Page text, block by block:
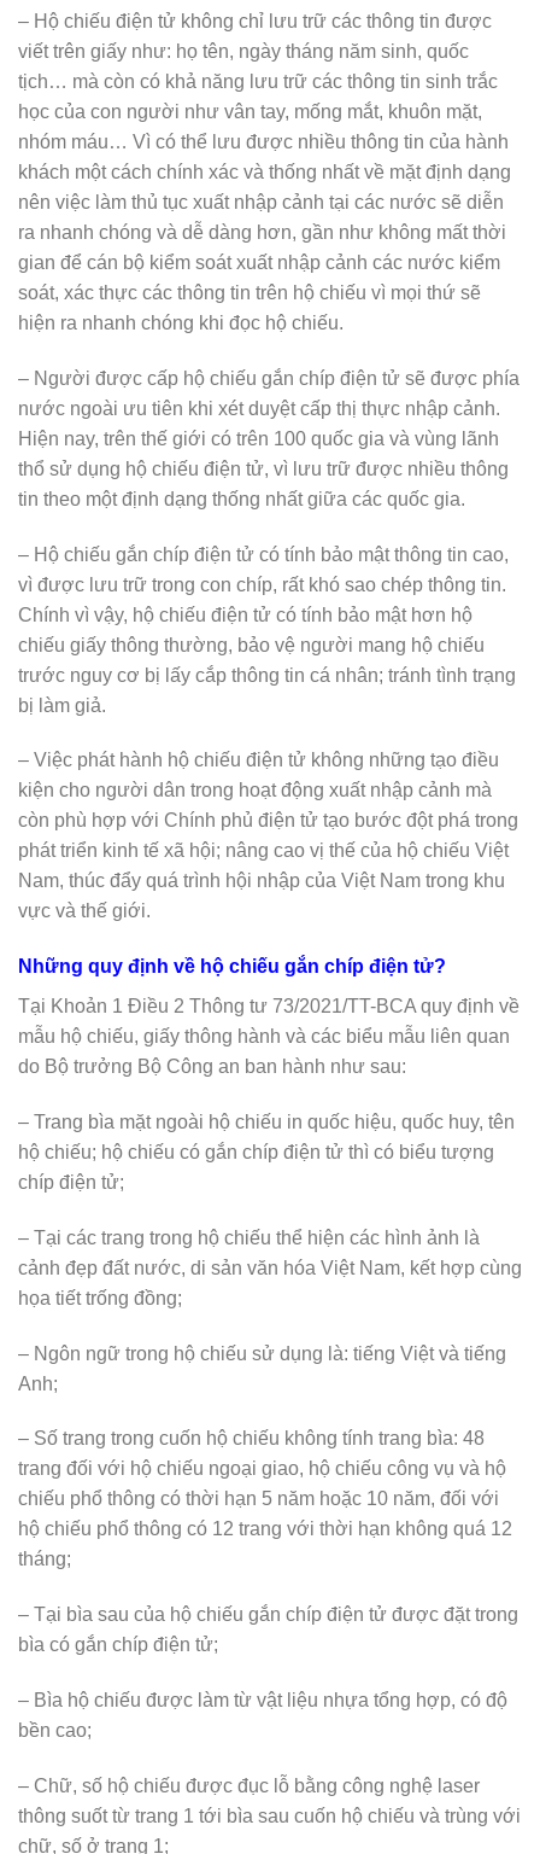
– Hộ chiếu điện tử không chỉ lưu trữ các thông tin được
viết trên giấy như: họ tên, ngày tháng năm sinh, quốc
tịch… mà còn có khả năng lưu trữ các thông tin sinh trắc
học của con người như vân tay, mống mắt, khuôn mặt,
nhóm máu… Vì có thể lưu được nhiều thông tin của hành
khách một cách chính xác và thống nhất về mặt định dạng
nên việc làm thủ tục xuất nhập cảnh tại các nước sẽ diễn
ra nhanh chóng và dễ dàng hơn, gần như không mất thời
gian để cán bộ kiểm soát xuất nhập cảnh các nước kiểm
soát, xác thực các thông tin trên hộ chiếu vì mọi thứ sẽ
hiện ra nhanh chóng khi đọc hộ chiếu.
– Người được cấp hộ chiếu gắn chíp điện tử sẽ được phía
nước ngoài ưu tiên khi xét duyệt cấp thị thực nhập cảnh.
Hiện nay, trên thế giới có trên 100 quốc gia và vùng lãnh
thổ sử dụng hộ chiếu điện tử, vì lưu trữ được nhiều thông
tin theo một định dạng thống nhất giữa các quốc gia.
– Hộ chiếu gắn chíp điện tử có tính bảo mật thông tin cao,
vì được lưu trữ trong con chíp, rất khó sao chép thông tin.
Chính vì vậy, hộ chiếu điện tử có tính bảo mật hơn hộ
chiếu giấy thông thường, bảo vệ người mang hộ chiếu
trước nguy cơ bị lấy cắp thông tin cá nhân; tránh tình trạng
bị làm giả.
– Việc phát hành hộ chiếu điện tử không những tạo điều
kiện cho người dân trong hoạt động xuất nhập cảnh mà
còn phù hợp với Chính phủ điện tử tạo bước đột phá trong
phát triển kinh tế xã hội; nâng cao vị thế của hộ chiếu Việt
Nam, thúc đẩy quá trình hội nhập của Việt Nam trong khu
vực và thế giới.
Những quy định về hộ chiếu gắn chíp điện tử?
Tại Khoản 1 Điều 2 Thông tư 73/2021/TT-BCA quy định về
mẫu hộ chiếu, giấy thông hành và các biểu mẫu liên quan
do Bộ trưởng Bộ Công an ban hành như sau:
– Trang bìa mặt ngoài hộ chiếu in quốc hiệu, quốc huy, tên
hộ chiếu; hộ chiếu có gắn chíp điện tử thì có biểu tượng
chíp điện tử;
– Tại các trang trong hộ chiếu thể hiện các hình ảnh là
cảnh đẹp đất nước, di sản văn hóa Việt Nam, kết hợp cùng
họa tiết trống đồng;
– Ngôn ngữ trong hộ chiếu sử dụng là: tiếng Việt và tiếng
Anh;
– Số trang trong cuốn hộ chiếu không tính trang bìa: 48
trang đối với hộ chiếu ngoại giao, hộ chiếu công vụ và hộ
chiếu phổ thông có thời hạn 5 năm hoặc 10 năm, đối với
hộ chiếu phổ thông có 12 trang với thời hạn không quá 12
tháng;
– Tại bìa sau của hộ chiếu gắn chíp điện tử được đặt trong
bìa có gắn chíp điện tử;
– Bìa hộ chiếu được làm từ vật liệu nhựa tổng hợp, có độ
bền cao;
– Chữ, số hộ chiếu được đục lỗ bằng công nghệ laser
thông suốt từ trang 1 tới bìa sau cuốn hộ chiếu và trùng với
chữ, số ở trang 1;